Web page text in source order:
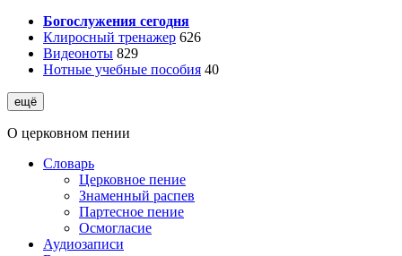
Богослужения сегодня
Клиросный тренажер 626
Видеоноты 829
Нотные учебные пособия 40
ещё
О церковном пении
Словарь
Церковное пение
Знаменный распев
Партесное пение
Осмогласие
Аудиозаписи